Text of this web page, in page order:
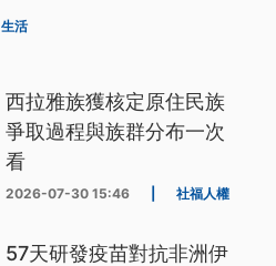
生活
西拉雅族獲核定原住民族
爭取過程與族群分布一次
看
2026-07-30 15:46 社福人權
57天研發疫苗對抗非洲伊